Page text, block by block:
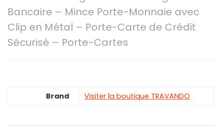
Bancaire – Mince Porte-Monnaie avec
Clip en Métal – Porte-Carte de Crédit
Sécurisé – Porte-Cartes
Brand Visiter la boutique TRAVANDO